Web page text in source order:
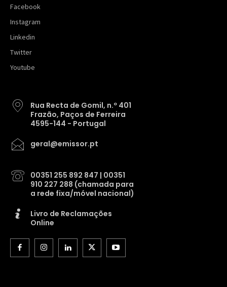
Facebook
Instagram
Linkedin
Twitter
Youtube
Rua Recta de Gomil, n.º 401
Frazão, Paços de Ferreira
4595-144 - Portugal
geral@emissor.pt
00351 255 892 847 | 00351
910 227 288 (chamada para
a rede fixa/móvel nacional)
Livro de Reclamações
Online